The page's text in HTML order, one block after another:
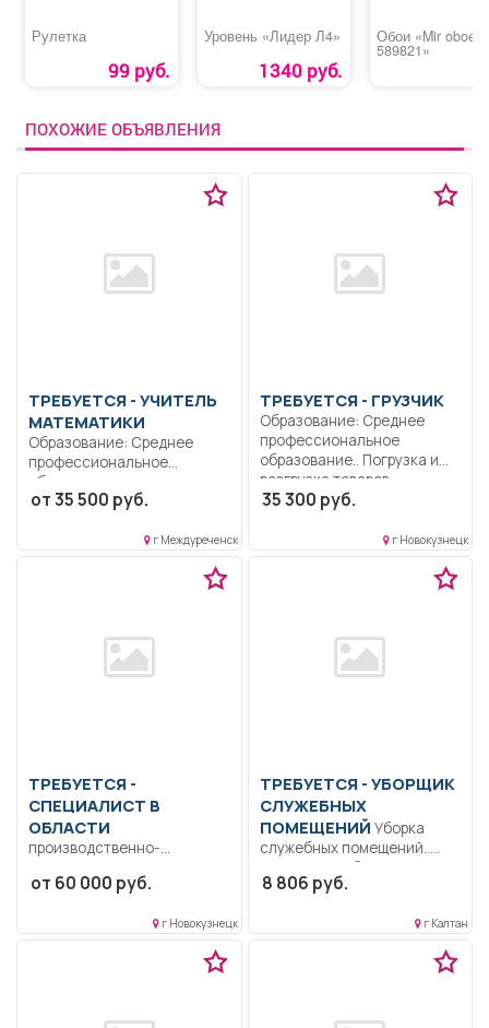
Рулетка
99 руб.
Уровень «Лидер Л4»
1340 руб.
Обои «Mir oboev
589821»
ПОХОЖИЕ ОБЪЯВЛЕНИЯ
ТРЕБУЕТСЯ - УЧИТЕЛЬ
МАТЕМАТИКИ
Образование: Среднее
профессиональное
образование..
Формирование
компетенций и понимания...
от 35 500 руб.
г Междуреченск
ТРЕБУЕТСЯ - ГРУЗЧИК
Образование: Среднее
профессиональное
образование.. Погрузка и
разгрузка товаров..
Полный...
35 300 руб.
г Новокузнецк
ТРЕБУЕТСЯ -
СПЕЦИАЛИСТ В
ОБЛАСТИ
производственно-
технологического
производства
от 60 000 руб.
г Новокузнецк
ТРЕБУЕТСЯ - УБОРЩИК
СЛУЖЕБНЫХ
ПОМЕЩЕНИЙ
служебных помещений..
Неполный рабочий день/
неполная рабочая неделя..
8 806 руб.
г Калтан